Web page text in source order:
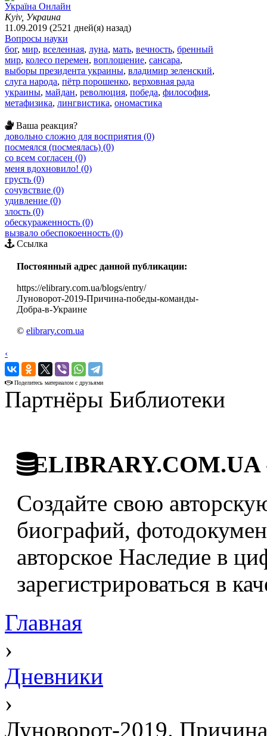
Україна Онлайн
Kyiv, Украина
11.09.2019 (2521 дней(я) назад)
Вопросы науки
бог, мир, вселенная, луна, мать, вечность, бренный
мир, колесо перемен, воплощение, сансара,
выборы президента украины, владимир зеленский,
слуга народа, пётр порошенко, верховная рада
украины, майдан, революция, победа, философия,
метафизика, лингвистика, ономастика
Ваша реакция?
довольно сложно для восприятия (0)
посмеялся (посмеялась) (0)
со всем согласен (0)
меня вдохновило! (0)
грусть (0)
сочувствие (0)
удивление (0)
злость (0)
обескураженность (0)
вызвало обеспокоенность (0)
Ссылка
Постоянный адрес данной публикации:
https://elibrary.com.ua/blogs/entry/
Луноворот-2019-Причина-победы-команды-
Добра-в-Украине
© elibrary.com.ua
‹
›
Поделитесь материалом с друзьями
Партнёры Библиотеки
ELIBRARY.COM.UA
Создайте свою
биографий,
авторское Наследие в
зарегистрироваться в
Главная
›
Дневники
›
Луноворот-2019.